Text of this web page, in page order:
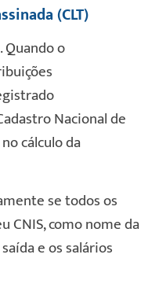
(CLT)
Quando o
Nacional de
cálculo da
se todos os
CNIS, como nome da
e os salários